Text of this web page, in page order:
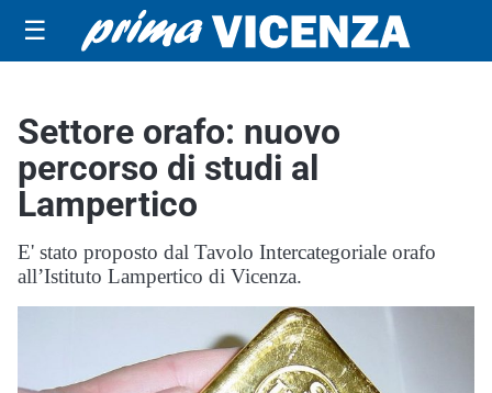
☰
Settore orafo: nuovo
percorso di studi al
Lampertico
E' stato proposto dal Tavolo Intercategoriale orafo
all’Istituto Lampertico di Vicenza.